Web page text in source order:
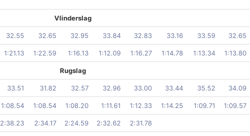
Vlinderslag
32.55 32.65 32.95 33.84 32.83 33.16 33.59 32.65
1:21.13 1:22.59 1:16.13 1:12.09 1:16.27 1:14.78 1:13.34 1:13.80
Rugslag
33.51 31.82 32.57 32.96 33.00 33.44 35.52 34.09
1:08.54 1:08.54 1:08.20 1:11.61 1:12.33 1:14.25 1:09.71 1:09.57
2:38.23 2:34.17 2:24.59 2:32.62 2:31.78